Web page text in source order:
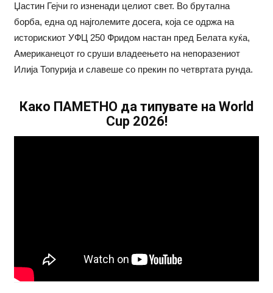
Џастин Гејчи го изненади целиот свет. Во брутална
борба, една од најголемите досега, која се одржа на
историскиот УФЦ 250 Фридом настан пред Белата куќа,
Американецот го сруши владеењето на непоразениот
Илија Топурија и славеше со прекин по четвртата рунда.
Како ПАМЕТНО да типувате на World
Cup 2026!